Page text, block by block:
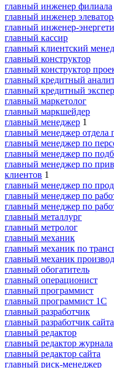
главный инженер филиала
главный инженер
главный инженер-
главный кассир
главный клиентский
главный конструктор
главный конструктор
главный кредитный
главный кредитный
главный маркетолог
главный маркшейдер
главный менеджер 1
главный менеджер отдела
главный менеджер по
главный менеджер по
главный менеджер по
клиентов 1
главный менеджер по
главный менеджер по
главный менеджер по
главный металлург
главный метролог
главный механик
главный механик по
главный механик
главный обогатитель
главный операционист
главный программист
главный программист 1С
главный разработчик
главный разработчик сайта
главный редактор
главный редактор журнала
главный редактор сайта
главный риск-менеджер